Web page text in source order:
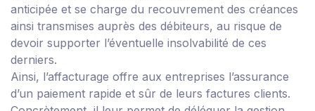
anticipée et se charge du recouvrement des créances
ainsi transmises auprès des débiteurs, au risque de
devoir supporter l’éventuelle insolvabilité de ces
derniers.
Ainsi, l’affacturage offre aux entreprises l’assurance
d’un paiement rapide et sûr de leurs factures clients.